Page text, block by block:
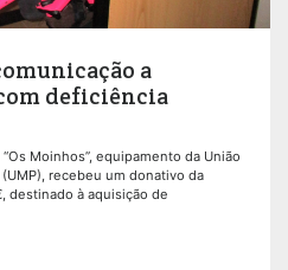
a
deficiência
Moinhos”, equipamento da União
recebeu um donativo da
destinado à aquisição de